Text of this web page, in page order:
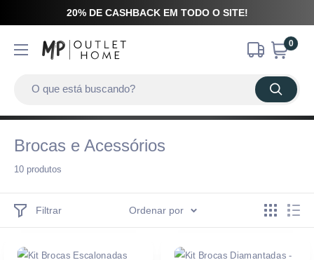
20% DE CASHBACK EM TODO O SITE!
0
Brocas e Acessórios
10 produtos
Filtrar Ordenar por